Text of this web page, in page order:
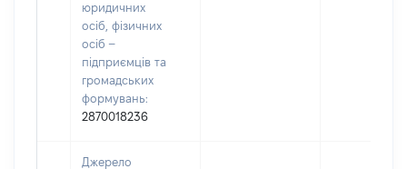
юридичних
осіб, фізичних
осіб –
підприємців та
громадських
формувань:
2870018236
Джерело